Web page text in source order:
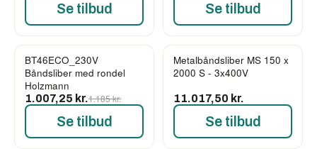
Se tilbud Se tilbud
-15%
BT46ECO_230V
Båndsliber med rondel
Holzmann
1.007,25 kr.1.185 kr.
Se tilbud
Metalbåndsliber MS 150 x
2000 S - 3x400V
11.017,50 kr.
Se tilbud